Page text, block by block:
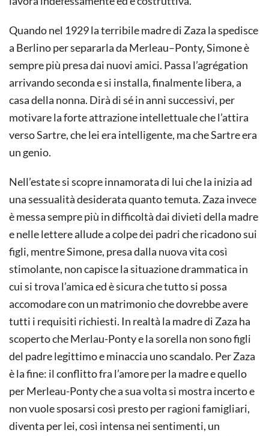
Quando nel 1929 la terribile madre di Zaza la spedisce
a Berlino per separarla da Merleau–Ponty, Simone è
sempre più presa dai nuovi amici. Passa l’agrégation
arrivando seconda e si installa, finalmente libera, a
casa della nonna. Dirà di sé in anni successivi, per
motivare la forte attrazione intellettuale che l’attira
verso Sartre, che lei era intelligente, ma che Sartre era
un genio.
Nell’estate si scopre innamorata di lui che la inizia ad
una sessualità desiderata quanto temuta. Zaza invece
è messa sempre più in difficoltà dai divieti della madre
e nelle lettere allude a colpe dei padri che ricadono sui
figli, mentre Simone, presa dalla nuova vita così
stimolante, non capisce la situazione drammatica in
cui si trova l’amica ed è sicura che tutto si possa
accomodare con un matrimonio che dovrebbe avere
tutti i requisiti richiesti. In realtà la madre di Zaza ha
scoperto che Merlau-Ponty e la sorella non sono figli
del padre legittimo e minaccia uno scandalo. Per Zaza
è la fine: il conflitto fra l’amore per la madre e quello
per Merleau-Ponty che a sua volta si mostra incerto e
non vuole sposarsi così presto per ragioni famigliari,
diventa per lei, così intensa nei sentimenti, un